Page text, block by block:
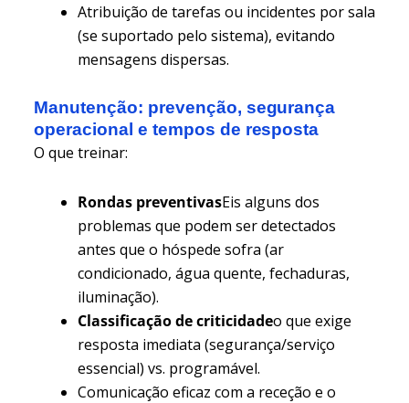
Atribuição de tarefas ou incidentes por sala
(se suportado pelo sistema), evitando
mensagens dispersas.
Manutenção: prevenção, segurança
operacional e tempos de resposta
O que treinar:
Rondas preventivasEis alguns dos
problemas que podem ser detectados
antes que o hóspede sofra (ar
condicionado, água quente, fechaduras,
iluminação).
Classificação de criticidadeo que exige
resposta imediata (segurança/serviço
essencial) vs. programável.
Comunicação eficaz com a receção e o